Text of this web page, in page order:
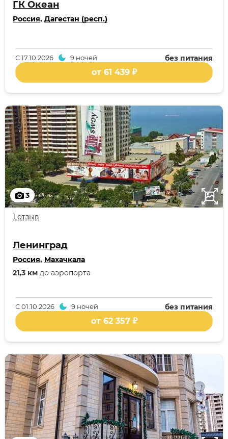
ГК Океан
Россия, Дагестан (респ.)
без питания
С17.10.2026 9 ночей
от 61 439 ₽
3
1 отзыв
Ленинград
Россия, Махачкала
21,3 км до аэропорта
без питания
С01.10.2026 9 ночей
от 62 357 ₽